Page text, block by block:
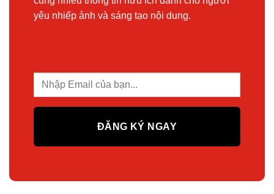
yêu nhiếp ảnh và sáng tạo nội dung.